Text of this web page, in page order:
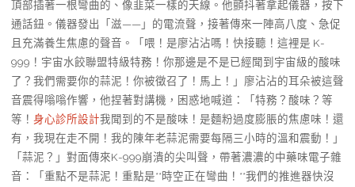
頂部插著一根彎曲的、像韭菜一樣的天線。他顫抖著拿起儀器，按下
通話鈕。儀器發出「滋——」的電流聲，接著傳來一陣高八度、急促
且充滿養生焦慮的聲音。「喂！是廖沾沾嗎！快接聽！這裡是 K-
999！宇宙水餃聯盟特級特務！你那邊是不是已經聞到宇宙級的酸味
了？我們需要你的蒜泥！你被徵召了！馬上！」廖沾沾的耳朵被這聲
音震得嗡嗡作響，他捏著對講機，困惑地喊道：「特務？酸味？等
等！ 身心診所設計我聞到的不是酸味！是麵粉過度膨脹的焦慮味！還
有，我現在走不開！我的陳年老蒜泥需要每隔三小時的溫和震動！」
「蒜泥？」對面傳來K-999崩潰的尖叫聲，帶著濃濃的中藥味電子雜
音：「重點不是蒜泥！重點是**時空正在彎曲！**我們的推進器快沒